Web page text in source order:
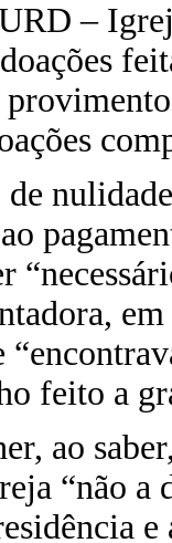
–
de
feito a
ao
“não